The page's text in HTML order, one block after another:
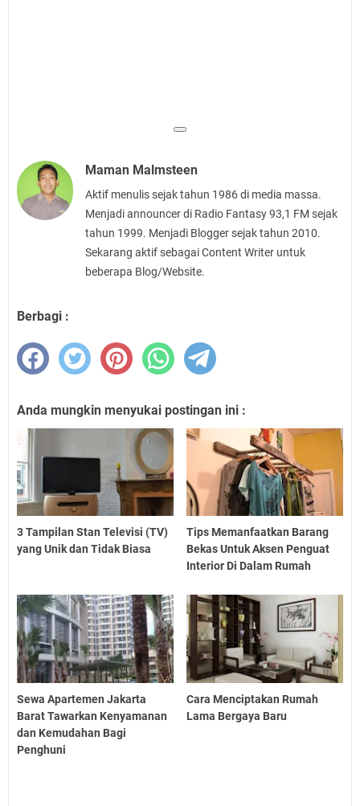
Maman Malmsteen
Aktif menulis sejak tahun 1986 di media massa.
Menjadi announcer di Radio Fantasy 93,1 FM sejak
tahun 1999. Menjadi Blogger sejak tahun 2010.
Sekarang aktif sebagai Content Writer untuk
beberapa Blog/Website.
Berbagi :
Anda mungkin menyukai postingan ini :
3 Tampilan Stan Televisi (TV)
yang Unik dan Tidak Biasa
Tips Memanfaatkan Barang
Bekas Untuk Aksen Penguat
Interior Di Dalam Rumah
Sewa Apartemen Jakarta
Barat Tawarkan Kenyamanan
dan Kemudahan Bagi
Penghuni
Cara Menciptakan Rumah
Lama Bergaya Baru